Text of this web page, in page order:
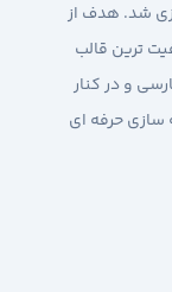
شد. هدف از
ترین قالب
و در کنار
سازی حرفه ای